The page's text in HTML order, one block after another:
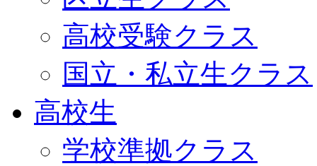
高校受験クラス
国立・私立生クラス
高校生
学校準拠クラス